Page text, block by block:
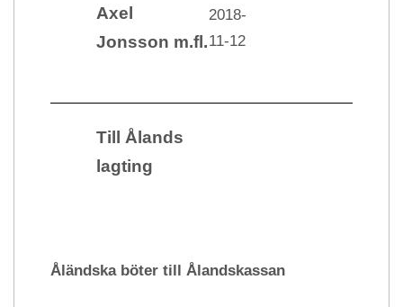
Axel
Jonsson m.fl.
2018-
11-12
Till Ålands
lagting
Åländska böter till Ålandskassan